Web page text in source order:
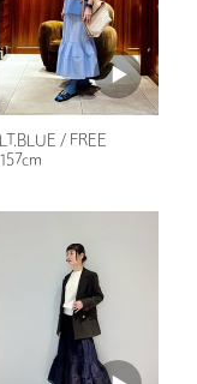
LT.BLUE / FREE
157cm